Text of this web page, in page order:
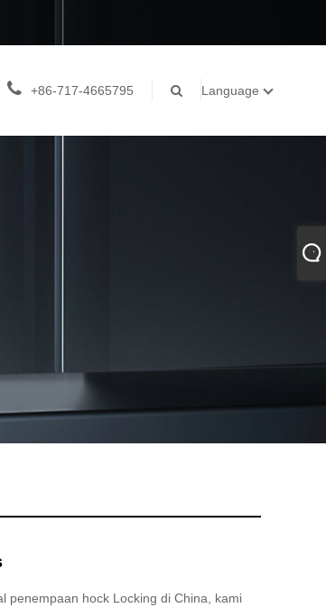
+86-717-4665795 Language
penempaan hock Locking di China, kami